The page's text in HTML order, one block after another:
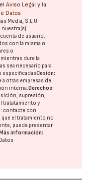
elAviso Legal y la
Datos
Media, S.L.U.
de usuario.
con la misma o
o
mientras dure la
sea necesario para
especificadasCesión:
a otras empresas del
interna.Derechos:
supresión,
tratatamiento y
contacte con
que el tratamiento no
puede presentar
información: